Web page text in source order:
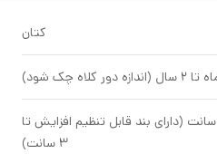
کتان
۴۸ سانت (دارای بند قابل تنظیم افزایش تا
۳ سانت)